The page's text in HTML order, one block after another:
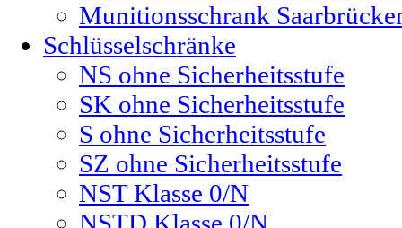
Munitionsschrank
Schlüsselschränke
NS ohne Sicherheitsstufe
SK ohne Sicherheitsstufe
S ohne Sicherheitsstufe
SZ ohne Sicherheitsstufe
NST Klasse 0/N